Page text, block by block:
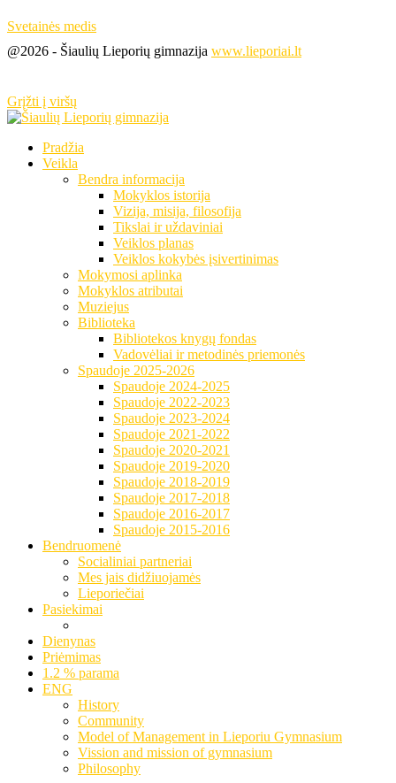
Svetainės medis
@2026 - Šiaulių Lieporių gimnazija www.lieporiai.lt
Grįžti į viršų
Pradžia
Veikla
Bendra informacija
Mokyklos istorija
Vizija, misija, filosofija
Tikslai ir uždaviniai
Veiklos planas
Veiklos kokybės įsivertinimas
Mokymosi aplinka
Mokyklos atributai
Muziejus
Biblioteka
Bibliotekos knygų fondas
Vadovėliai ir metodinės priemonės
Spaudoje 2025-2026
Spaudoje 2024-2025
Spaudoje 2022-2023
Spaudoje 2023-2024
Spaudoje 2021-2022
Spaudoje 2020-2021
Spaudoje 2019-2020
Spaudoje 2018-2019
Spaudoje 2017-2018
Spaudoje 2016-2017
Spaudoje 2015-2016
Bendruomenė
Socialiniai partneriai
Mes jais didžiuojamės
Lieporiečiai
Pasiekimai
Dienynas
Priėmimas
1.2 % parama
ENG
History
Community
Model of Management in Lieporiu Gymnasium
Vission and mission of gymnasium
Philosophy